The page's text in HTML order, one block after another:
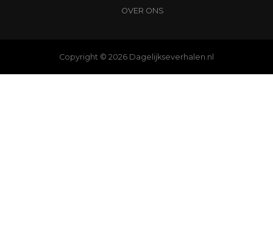
OVER ONS
Copyright © 2026 Dagelijkseverhalen.nl